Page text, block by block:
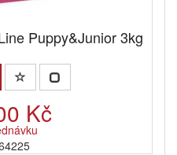
Puppy&Junior 3kg
Kč